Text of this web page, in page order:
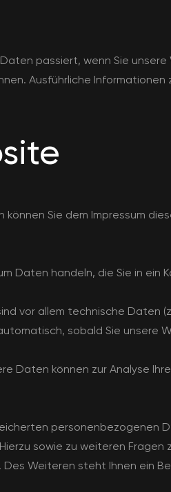
passiert, wenn Sie unsere
Ausführliche Informationen
Sie dem Impressum
Daten handeln, die Sie in ein
vor allem technische Daten
sobald Sie unsere
Daten können zur Analyse
personenbezogenen
sowie zu weiteren Fragen
Weiteren steht Ihnen ein